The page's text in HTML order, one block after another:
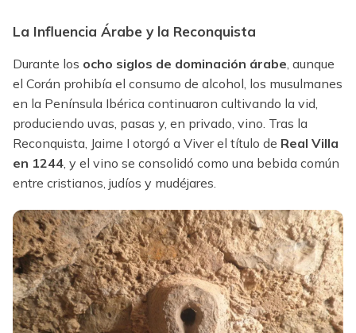
La Influencia Árabe y la Reconquista
Durante los ocho siglos de dominación árabe , aunque
el Corán prohibía el consumo de alcohol, los musulmanes
en la Península Ibérica continuaron cultivando la vid,
produciendo uvas, pasas y, en privado, vino. Tras la
Reconquista, Jaime I otorgó a Viver el título de Real Villa
en 1244 , y el vino se consolidó como una bebida común
entre cristianos, judíos y mudéjares.